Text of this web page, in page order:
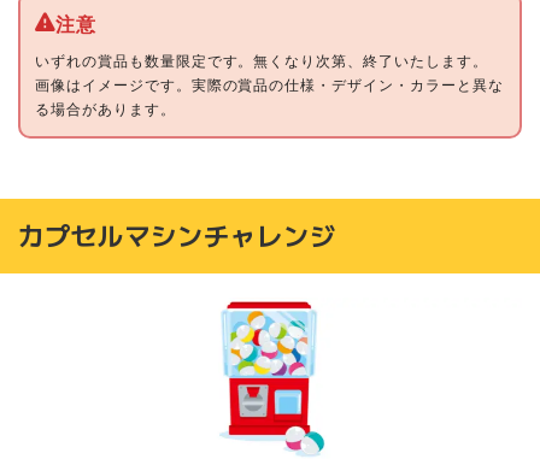
いずれの賞品も数量限定です。無くなり次第、終了いたします。
画像はイメージです。実際の賞品の仕様・デザイン・カラーと異な
る場合があります。
カプセルマシンチャレンジ